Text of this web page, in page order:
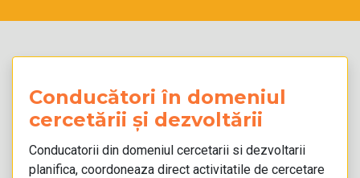
Conducători în domeniul
cercetării și dezvoltării
Conducatorii din domeniul cercetarii si dezvoltarii
planifica, coordoneaza direct activitatile de cercetare